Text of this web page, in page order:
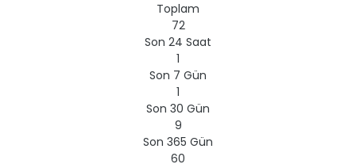
Toplam
72
Son 24 Saat
1
Son 7 Gün
1
Son 30 Gün
9
Son 365 Gün
60